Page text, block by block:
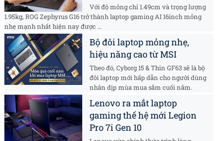
Với độ mỏng chỉ 1.49cm và trọng lượng
1.95kg, ROG Zephyrus G16 trở thành laptop gaming AI 16inch mỏng
nhẹ mạnh nhất hiện nay được ...
Bộ đôi laptop mỏng nhẹ,
hiệu năng cao từ MSI
Theo đó, Cyborg 15 & Thin GF63 sẽ là bộ
đôi laptop mới hấp dẫn cho người dùng
nhân dịp mùa mua sắm cuối năm.
Lenovo ra mắt laptop
gaming thế hệ mới Legion
Pro 7i Gen 10